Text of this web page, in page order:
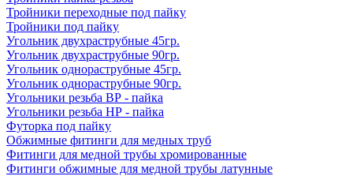
Тройники переходные под пайку
Тройники под пайку
Угольник двухраструбные 45гр.
Угольник двухраструбные 90гр.
Угольник однораструбные 45гр.
Угольник однораструбные 90гр.
Угольники резьба ВР - пайка
Угольники резьба НР - пайка
Футорка под пайку
Обжимные фитинги для медных труб
Фитинги для медной трубы хромированные
Фитинги обжимные для медной трубы латунные